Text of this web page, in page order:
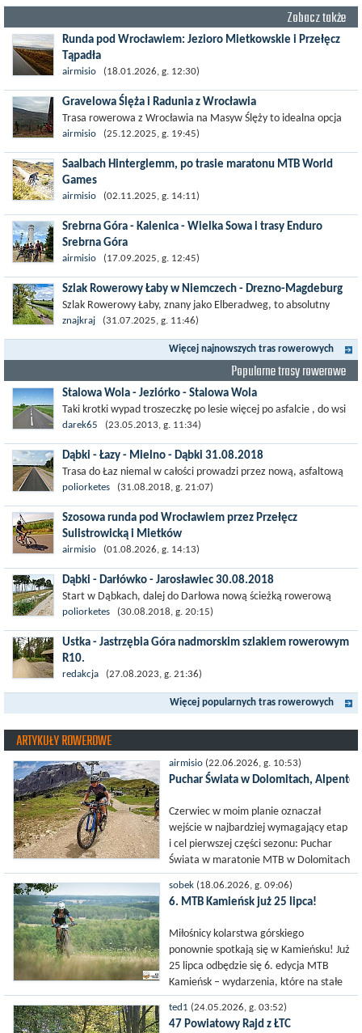
klimat masywu Ślęży zawiera kilka
solidnych podjazdów przeplatanych
średnio trudnymi zjazdami...
Zobacz także
Runda pod Wrocławiem: Jezioro Mietkowskie i Przełęcz
Tąpadła
Trasa prowadzi z płaskiego Wrocławia w lekko pofałdowane
tereny w okolicy Jeziora Mietkowskiego, następnie wjeżdża w
Masyw Ślęży, gdzie czeka jeden...
airmisio (18.01.2026, g. 12:30)
Gravelowa Ślęża i Radunia z Wrocławia
Trasa rowerowa z Wrocławia na Masyw Ślęży to idealna opcja
na rower przełajowy (lub gravelowy). Zimą, kiedy nie ma śniegu,
a temperatura jest...
airmisio (25.12.2025, g. 19:45)
Saalbach Hinterglemm, po trasie maratonu MTB World
Games
Saalbach, miasteczko położone w Austrii na wschodnim krańcu
Alp Kitzbühelskich to latem prawdziwy raj dla miłośników MTB.
Znajdziemy tu...
airmisio (02.11.2025, g. 14:11)
Srebrna Góra - Kalenica - Wielka Sowa i trasy Enduro
Srebrna Góra
Srebrna Góra - znana ze wspaniałej twierdzy i świetnego
systemu tras rowerowych - to jedno z tych miejsc blisko
Wrocławia, gdzie...
airmisio (17.09.2025, g. 12:45)
Szlak Rowerowy Łaby w Niemczech - Drezno-Magdeburg
Szlak Rowerowy Łaby, znany jako Elberadweg, to absolutny
faworyt wśród niemieckich tras rowerowych i jeden z najczęściej
wybieranych w całym...
znajkraj (31.07.2025, g. 11:46)
Więcej najnowszych tras rowerowych
Popularne trasy rowerowe
Stalowa Wola - Jeziórko - Stalowa Wola
Taki krotki wypad troszeczkę po lesie więcej po asfalcie , do wsi
której już nie ma , kopalni siarki również nie ma , a ci co
pamiętają okres...
darek65 (23.05.2013, g. 11:34)
Dąbki - Łazy - Mielno - Dąbki 31.08.2018
Trasa do Łaz niemal w całości prowadzi przez nową, asfaltową
ścieżkę rowerową (od Dąbek do Iwięcina wzdłuż drogi 203).
Niestety jest to trasa nie...
poliorketes (31.08.2018, g. 21:07)
Szosowa runda pod Wrocławiem przez Przełęcz
Sulistrowicką i Mietków
Łatwa, szosowa runda pod Wrocławiem, raczej płaska z jednym
małym podjazdem na Przełęcz Sulistrowicką od strony Olesznej.
To trasa idealna na...
airmisio (01.08.2026, g. 14:13)
Dąbki - Darłówko - Jarosławiec 30.08.2018
Start w Dąbkach, dalej do Darłowa nową ścieżką rowerową
(niekiedy pieszo-rowerową), gdzie na pierwszym rondzie zjazd
w stronę Darłówka Zachodniego....
poliorketes (30.08.2018, g. 20:15)
Ustka - Jastrzębia Góra nadmorskim szlakiem rowerowym
R10.
Międzynarodowy Szlak Rowerowy R-10, jest częścią sieci
EuroVelo. Prowadzi wzdłuż brzegu dookoła Morza Bałtyckiego.
Trasa liczy w sumie ponad 8500...
redakcja (27.08.2023, g. 21:36)
Więcej popularnych tras rowerowych
ARTYKUŁY ROWEROWE
airmisio (22.06.2026, g. 10:53)
Puchar Świata w Dolomitach,
Czerwiec w moim planie oznaczał
wejście w najbardziej wymagający etap
i cel pierwszej części sezonu: Puchar
Świata w maratonie MTB w Dolomitach
oraz Alpentour Trophy – 4-dniową
etapówkę w austriackich Alpach.
Przygotowania...
sobek (18.06.2026, g. 09:06)
6. MTB Kamieńsk już 25 lipca!
Miłośnicy kolarstwa górskiego
ponownie spotkają się w Kamieńsku! Już
25 lipca odbędzie się 6. edycja MTB
Kamieńsk – wydarzenia, które na stałe
wpisało się w kalendarz letnich imprez
MTB w centralnej Polsce. Zawody
ted1 (24.05.2026, g. 03:52)
47 Powiatowy Rajd z ŁTC